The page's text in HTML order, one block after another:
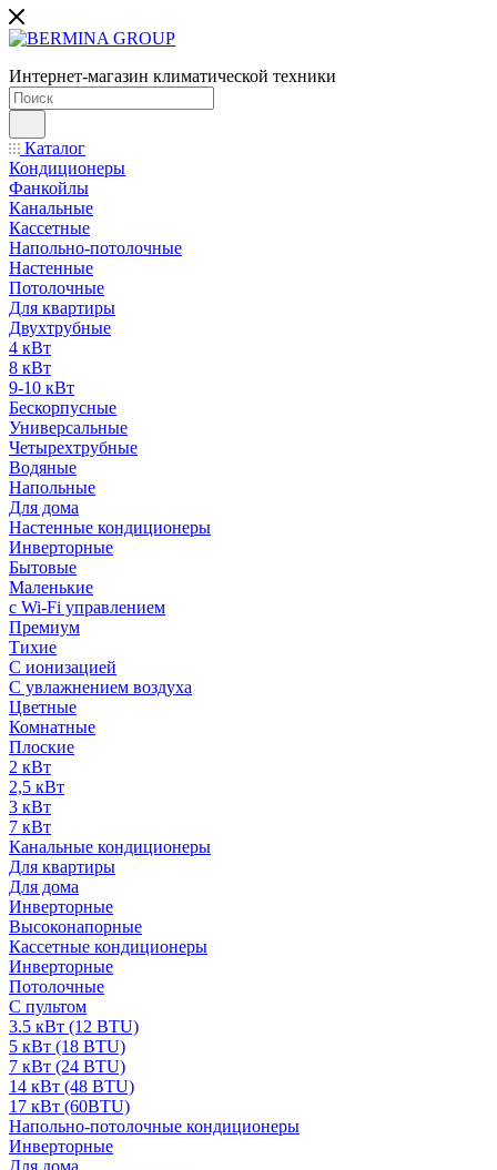
Интернет-магазин климатической техники
Каталог
Кондиционеры
Фанкойлы
Канальные
Кассетные
Напольно-потолочные
Настенные
Потолочные
Для квартиры
Двухтрубные
4 кВт
8 кВт
9-10 кВт
Бескорпусные
Универсальные
Четырехтрубные
Водяные
Напольные
Для дома
Настенные кондиционеры
Инверторные
Бытовые
Маленькие
с Wi-Fi управлением
Премиум
Тихие
С ионизацией
С увлажнением воздуха
Цветные
Комнатные
Плоские
2 кВт
2,5 кВт
3 кВт
7 кВт
Канальные кондиционеры
Для квартиры
Для дома
Инверторные
Высоконапорные
Кассетные кондиционеры
Инверторные
Потолочные
С пультом
3.5 кВт (12 BTU)
5 кВт (18 BTU)
7 кВт (24 BTU)
14 кВт (48 BTU)
17 кВт (60BTU)
Напольно-потолочные кондиционеры
Инверторные
Для дома